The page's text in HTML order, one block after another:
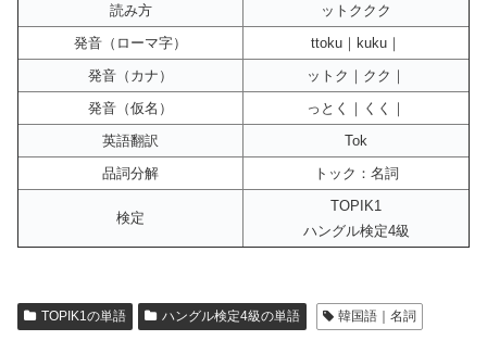
読み方
ットククク
発音（ローマ字）
ttoku｜kuku｜
発音（カナ）
ットク｜クク｜
発音（仮名）
っとく｜くく｜
英語翻訳
Tok
品詞分解
トック：名詞
検定
TOPIK1
ハングル検定4級
TOPIK1の単語 ハングル検定4級の単語 韓国語｜名詞